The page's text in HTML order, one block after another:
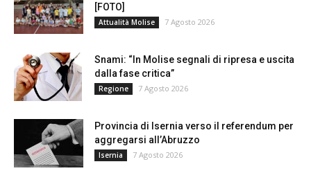
[FOTO]
Attualità Molise 7 Agosto 2026
Snami: “In Molise segnali di ripresa e uscita
dalla fase critica”
Regione 7 Agosto 2026
Provincia di Isernia verso il referendum per
aggregarsi all’Abruzzo
Isernia 7 Agosto 2026